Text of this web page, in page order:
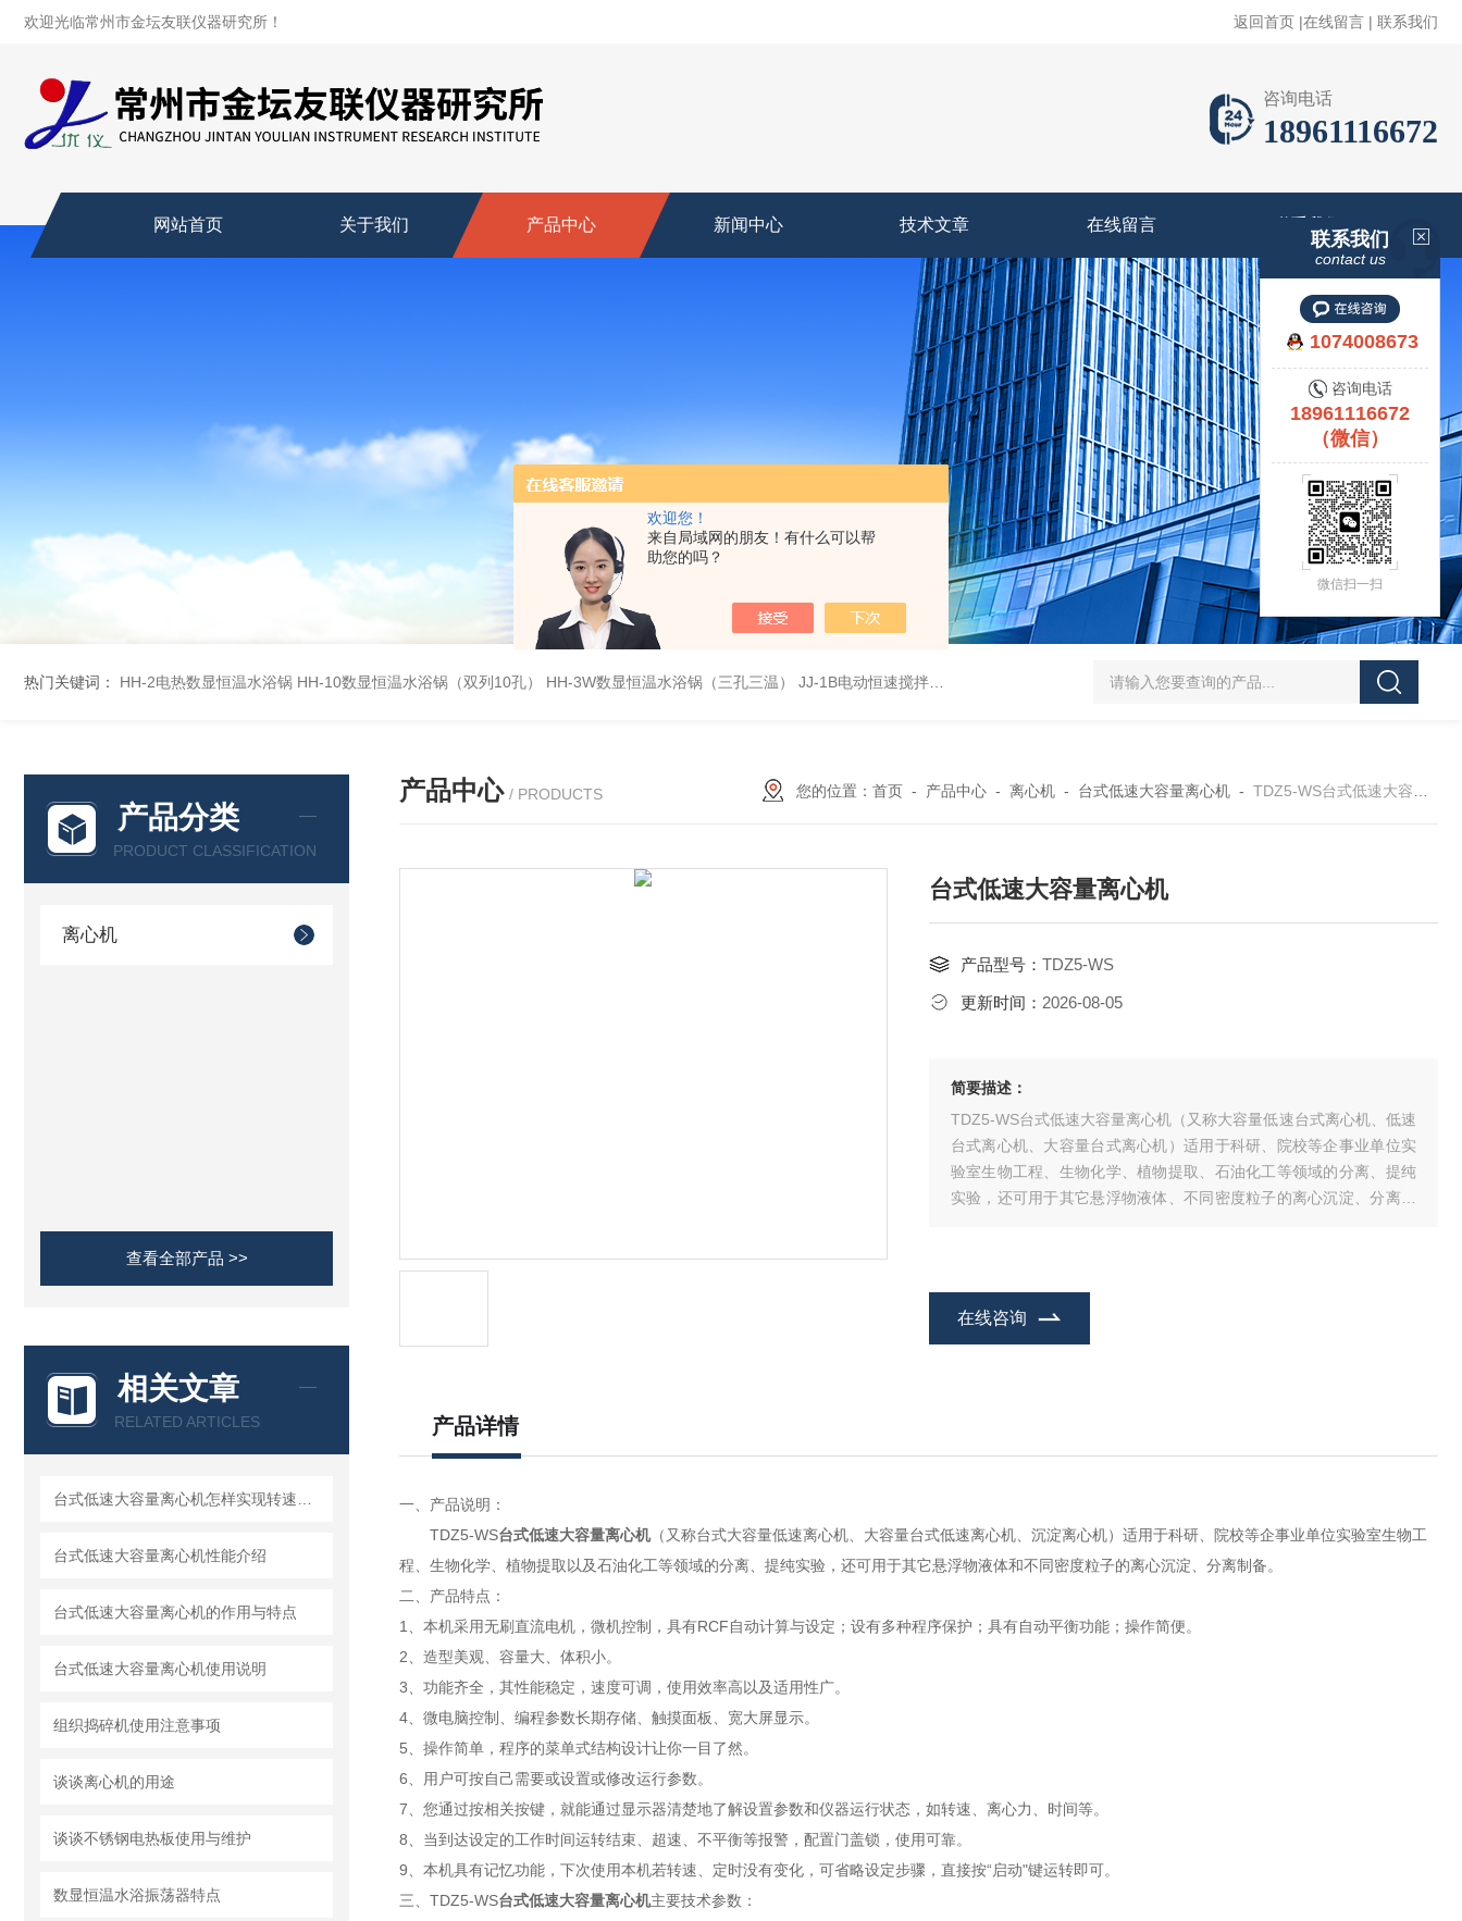
欢迎您！
来自局域网的朋友！有什么可以帮
助您的吗？
欢迎光临常州市金坛友联仪器研究所！ 返回首页 |在线留言 | 联系我们
咨询电话
18961116672
网站首页 关于我们 产品中心 新闻中心 技术文章 在线留言 联系我们
热门关键词： HH-2电热数显恒温水浴锅 HH-10数显恒温水浴锅（双列10孔） HH-3W数显恒温水浴锅（三孔三温） JJ-1B电动恒速搅拌器 SHZ-D（Ⅲ）循环水式多用真空泵厂家价格 XK97-A菌落计数器生产厂家
产品分类
PRODUCT CLASSIFICATION
离心机
查看全部产品 >>
相关文章
RELATED ARTICLES
台式低速大容量离心机性能介绍
台式低速大容量离心机的作用与特点
台式低速大容量离心机使用说明
组织捣碎机使用注意事项
谈谈离心机的用途
谈谈不锈钢电热板使用与维护
数显恒温水浴振荡器特点
产品中心 / PRODUCTS 您的位置： 首页- 产品中心- 离心机- 台式低速大容量离心机- TDZ5-WS台式低速大容量离心机
台式低速大容量离心机
产品型号： TDZ5-WS
更新时间： 2026-08-05
简要描述：
TDZ5-WS台式低速大容量离心机（又称大容量低速台式离心机、低速
台式离心机、大容量台式离心机）适用于科研、院校等企事业单位实
验室生物工程、生物化学、植物提取、石油化工等领域的分离、提纯
实验，还可用于其它悬浮物液体、不同密度粒子的离心沉淀、分离制
在线咨询
产品详情
一、 产品说明：
TDZ5-WS台式低速大容量离心机（又称台式大容量低速离心机、大容量台式低速离心机、沉淀离心机）适用于科研、院校等企事业单位实验室生物工
程、生物化学、植物提取以及石油化工等领域的分离、提纯实验，还可用于其它悬浮物液体和不同密度粒子的离心沉淀、分离制备。
二、产品特点：
1、本机采用无刷直流电机，微机控制，具有RCF自动计算与设定；设有多种程序保护；具有自动平衡功能；操作简便。
2、造型美观、容量大、体积小。
3、功能齐全，其性能稳定，速度可调，使用效率高以及适用性广。
4、微电脑控制、编程参数长期存储、触摸面板、宽大屏显示。
5、操作简单，程序的菜单式结构设计让你一目了然。
6、用户可按自己需要或设置或修改运行参数。
7、您通过按相关按键，就能通过显示器清楚地了解设置参数和仪器运行状态，如转速、离心力、时间等。
8、当到达设定的工作时间运转结束、超速、不平衡等报警，配置门盖锁，使用可靠。
9、本机具有记忆功能，下次使用本机若转速、定时没有变化，可省略设定步骤，直接按“启动"键运转即可。
三、TDZ5-WS台式低速大容量离心机主要技术参数：
联系我们
contact us
1074008673
咨询电话
18961116672
（微信）
微信扫一扫